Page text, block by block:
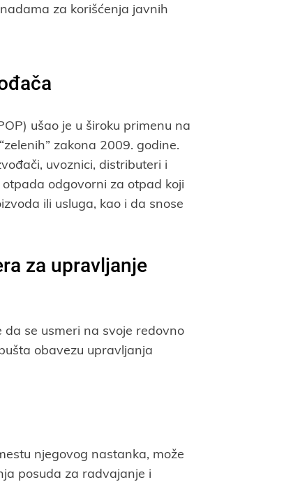
za korišćenja javnih
ušao je u široku primenu na
zakona 2009. godine.
uvoznici, distributeri i
odgovorni za otpad koji
ili usluga, kao i da snose
za upravljanje
se usmeri na svoje redovno
obavezu upravljanja
njegovog nastanka, može
posuda za radvajanje i